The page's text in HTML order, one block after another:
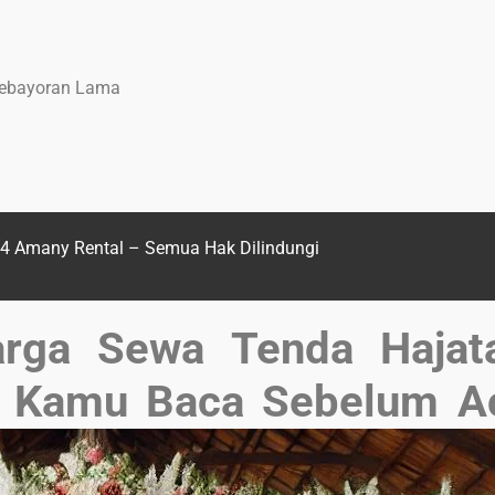
Lama
Amany Rental – Semua Hak Dilindungi
Sewa Tenda
Baca Sebelum